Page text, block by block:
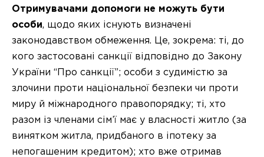
Отримувачами допомоги не можуть бути
особи, щодо яких існують визначені
законодавством обмеження. Це, зокрема: ті, до
кого застосовані санкції відповідно до Закону
України “Про санкції”; особи з судимістю за
злочини проти національної безпеки чи проти
миру й міжнародного правопорядку; ті, хто
разом із членами сім’ї має у власності житло (за
винятком житла, придбаного в іпотеку за
непогашеним кредитом); хто вже отримав